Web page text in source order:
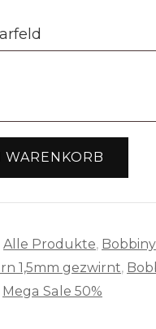
WARENKORB
Alle Produkte,
1,5mm gezwirnt,
Mega Sale 50%